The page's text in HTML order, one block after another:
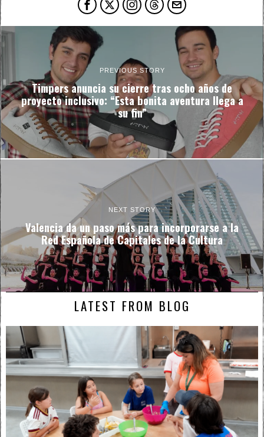
PREVIOUS STORY
Timpers anuncia su cierre tras ocho años de
proyecto inclusivo: “Esta bonita aventura llega a
su fin”
NEXT STORY
Valencia da un paso más para incorporarse a la
Red Española de Capitales de la Cultura
LATEST FROM BLOG